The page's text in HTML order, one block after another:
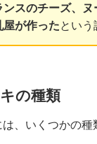
ンスのチーズ、
屋が作ったという
の種類
、いくつかの種